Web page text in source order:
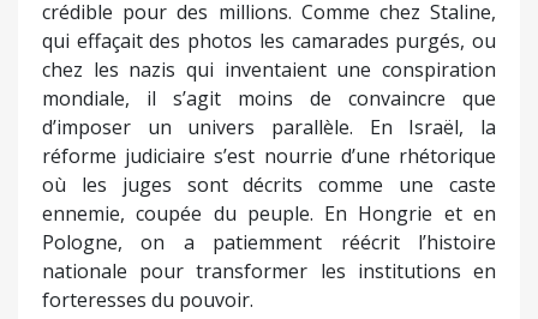
crédible pour des millions. Comme chez Staline,
qui effaçait des photos les camarades purgés, ou
chez les nazis qui inventaient une conspiration
mondiale, il s’agit moins de convaincre que
d’imposer un univers parallèle. En Israël, la
réforme judiciaire s’est nourrie d’une rhétorique
où les juges sont décrits comme une caste
ennemie, coupée du peuple. En Hongrie et en
Pologne, on a patiemment réécrit l’histoire
nationale pour transformer les institutions en
forteresses du pouvoir.